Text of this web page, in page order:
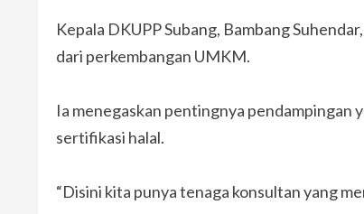
Kepala DKUPP Subang, Bambang
dari perkembangan UMKM.
Ia menegaskan pentingnya pendampingan
sertifikasi halal.
“Disini kita punya tenaga konsultan yang